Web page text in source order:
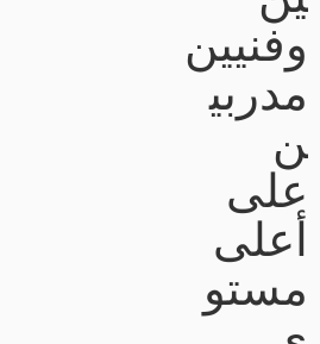
وفنيين
مدربي
ن
على
أعلى
مستو